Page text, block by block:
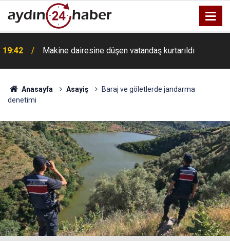
19:42 Makine dairesine düşen vatandaş kurtarıldı
Anasayfa Asayiş
Baraj ve göletlerde jandarma
denetimi